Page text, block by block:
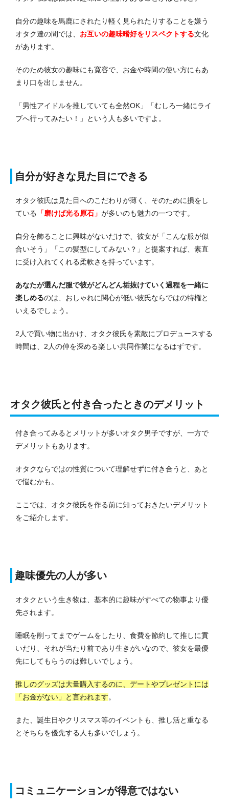
自分の趣味を馬鹿にされたり軽く見られたりすることを嫌う
オタク達の間では、 お互いの趣味嗜好をリスペクトする文化
があります。
そのため彼女の趣味にも寛容で、お金や時間の使い方にもあ
まり口を出しません。
「男性アイドルを推していても全然OK」「むしろ一緒にライ
ブへ行ってみたい！」という人も多いですよ。
自分が好きな見た目にできる
オタク彼氏は見た目へのこだわりが薄く、そのために損をし
ている
「磨けば光る原石」 が多いのも魅力の一つです。
自分を飾ることに興味がないだけで、彼女が「こんな服が似
合いそう」「この髪型にしてみない？」と提案すれば、素直
に受け入れてくれる柔軟さを持っています。
あなたが選んだ服で彼がどんどん垢抜けていく過程を一緒に
楽しめるのは、おしゃれに関心が低い彼氏ならではの特権と
いえるでしょう。
2人で買い物に出かけ、オタク彼氏を素敵にプロデュースする
時間は、2人の仲を深める楽しい共同作業になるはずです。
オタク彼氏と付き合ったときのデメリット
付き合ってみるとメリットが多いオタク男子ですが、一方で
デメリットもあります。
オタクならではの性質について理解せずに付き合うと、あと
で悩むかも。
ここでは、オタク彼氏を作る前に知っておきたいデメリット
をご紹介します。
趣味優先の人が多い
オタクという生き物は、基本的に趣味がすべての物事より優
先されます。
睡眠を削ってまでゲームをしたり、食費を節約して推しに貢
いだり、それが当たり前であり生きがいなので、彼女を最優
先にしてもらうのは難しいでしょう。
推しのグッズは大量購入するのに、デートやプレゼントには
「お金がない」と言われます。
また、誕生日やクリスマス等のイベントも、推し活と重なる
とそちらを優先する人も多いでしょう。
コミュニケーションが得意ではない